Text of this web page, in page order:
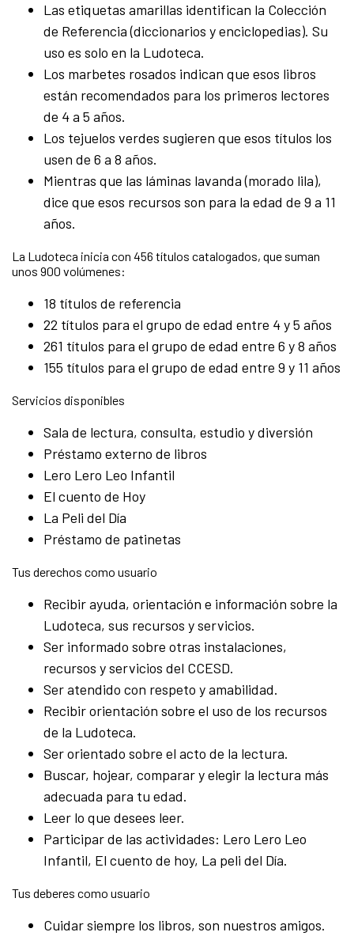
Las etiquetas amarillas identifican la Colección
de Referencia (diccionarios y enciclopedias). Su
uso es solo en la Ludoteca.
Los marbetes rosados indican que esos libros
están recomendados para los primeros lectores
de 4 a 5 años.
Los tejuelos verdes sugieren que esos títulos los
usen de 6 a 8 años.
Mientras que las láminas lavanda (morado lila),
dice que esos recursos son para la edad de 9 a 11
años.
La Ludoteca inicia con 456 títulos catalogados, que suman
unos 900 volúmenes:
18 títulos de referencia
22 títulos para el grupo de edad entre 4 y 5 años
261 títulos para el grupo de edad entre 6 y 8 años
155 títulos para el grupo de edad entre 9 y 11 años
Servicios disponibles
Sala de lectura, consulta, estudio y diversión
Préstamo externo de libros
Lero Lero Leo Infantil
El cuento de Hoy
La Peli del Día
Préstamo de patinetas
Tus derechos como usuario
Recibir ayuda, orientación e información sobre la
Ludoteca, sus recursos y servicios.
Ser informado sobre otras instalaciones,
recursos y servicios del CCESD.
Ser atendido con respeto y amabilidad.
Recibir orientación sobre el uso de los recursos
de la Ludoteca.
Ser orientado sobre el acto de la lectura.
Buscar, hojear, comparar y elegir la lectura más
adecuada para tu edad.
Leer lo que desees leer.
Participar de las actividades: Lero Lero Leo
Infantil, El cuento de hoy, La peli del Día.
Tus deberes como usuario
Cuidar siempre los libros, son nuestros amigos.